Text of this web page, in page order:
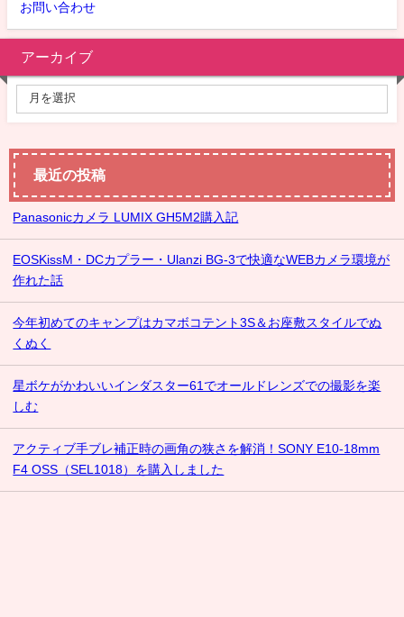
お問い合わせ
アーカイブ
最近の投稿
Panasonicカメラ LUMIX GH5M2購入記
EOSKissM・DCカプラー・Ulanzi BG-3で快適なWEBカメラ環境が
作れた話
今年初めてのキャンプはカマボコテント3S＆お座敷スタイルでぬ
くぬく
星ボケがかわいいインダスター61でオールドレンズでの撮影を楽
しむ
アクティブ手ブレ補正時の画角の狭さを解消！SONY E10-18mm
F4 OSS（SEL1018）を購入しました